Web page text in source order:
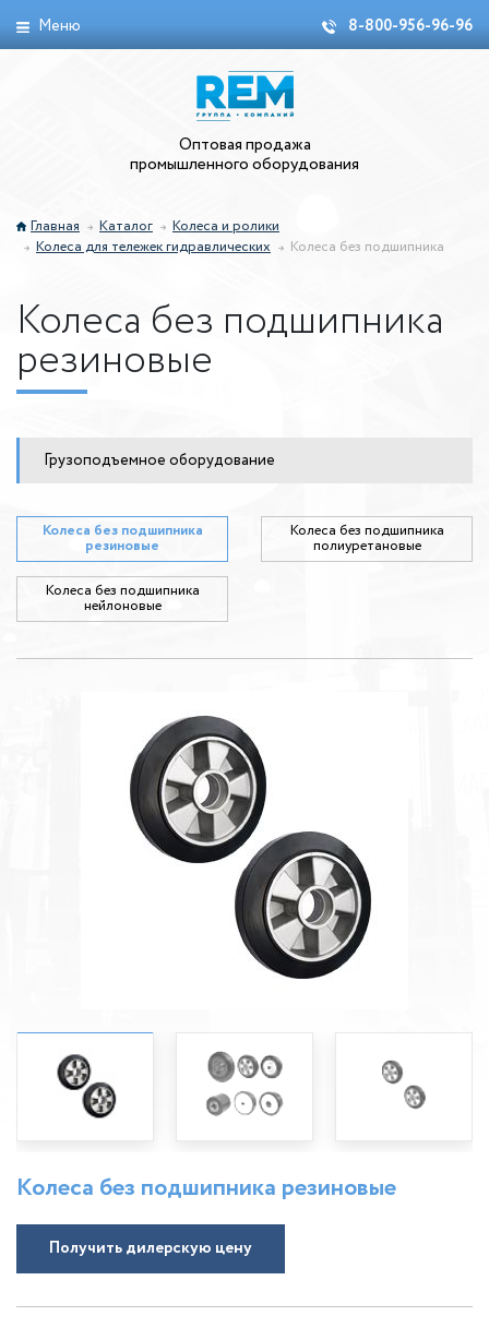
Меню 8-800-956-96-96
Оптовая продажа
промышленного оборудования
Главная Каталог
Колеса и ролики
Колеса для тележек гидравлических
Колеса без подшипника
Колеса без подшипника
резиновые
Грузоподъемное оборудование
Колеса без подшипника
резиновые
Колеса без подшипника
полиуретановые
Колеса без подшипника
нейлоновые
Колеса без подшипника резиновые
Получить дилерскую цену